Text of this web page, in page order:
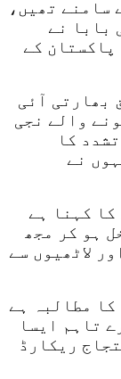
سامنے تھیں،
بابا نے
پاکستان کے
بھارتی آئی
والے نجی
کا
نے
کا کہنا ہے
ہو کر مجھ
لاٹھیوں سے
کا مطالبہ ہے
تاہم ایسا
ریکارڈ